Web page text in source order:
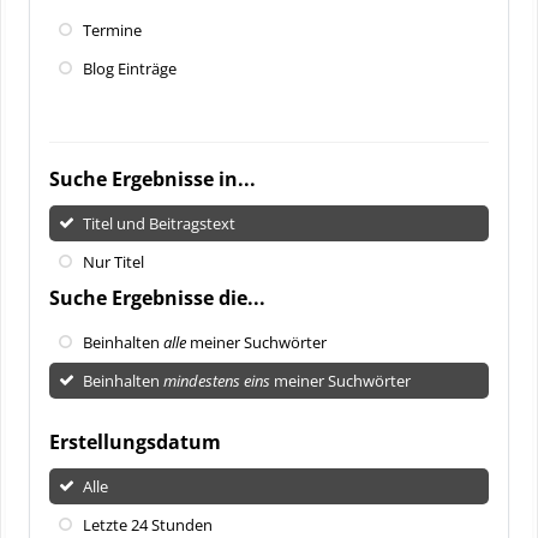
Termine
Blog Einträge
Suche Ergebnisse in...
Titel und Beitragstext
Nur Titel
Suche Ergebnisse die...
Beinhalten alle meiner Suchwörter
Beinhalten mindestens eins meiner Suchwörter
Erstellungsdatum
Alle
Letzte 24 Stunden